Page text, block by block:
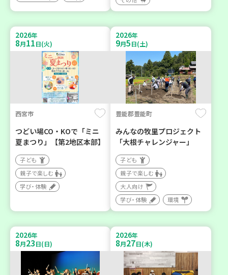
2026年
8月11日(火)
西宮市
つどい場CO・KOで「ミニ
夏まつり」【第2地区本部】
子ども
親子で楽しむ
学び・体験
2026年
9月5日(土)
豊能郡豊能町
みんなの牧里プロジェクト
「大根チャレンジャー」
子ども
親子で楽しむ
大人向け
学び・体験
環境
2026年
8月23日(日)
2026年
8月27日(木)